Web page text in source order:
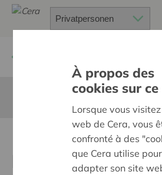
Pateeke,
brunchbar
À propos des
cookies sur
Lorsque vous
web de Cera, vous
confronté à des
que Cera utilise pour
adapter son site